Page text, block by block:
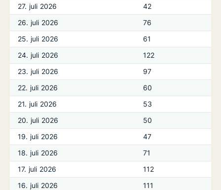
27. juli 2026
42
26. juli 2026
76
25. juli 2026
61
24. juli 2026
122
23. juli 2026
97
22. juli 2026
60
21. juli 2026
53
20. juli 2026
50
19. juli 2026
47
18. juli 2026
71
17. juli 2026
112
16. juli 2026
111